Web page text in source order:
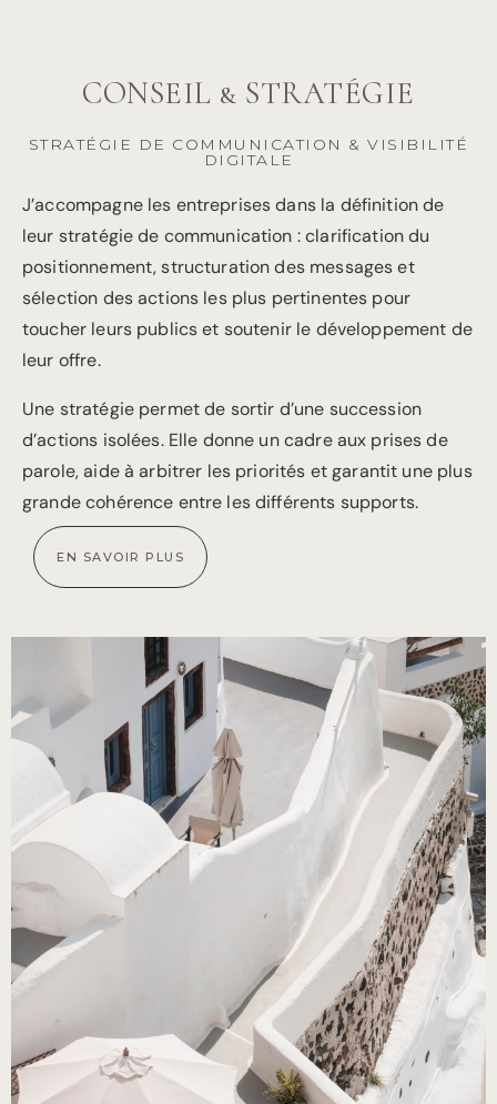
CONSEIL & STRATÉGIE
STRATÉGIE DE COMMUNICATION & VISIBILITÉ
DIGITALE
J’accompagne les entreprises dans la définition de
leur stratégie de communication : clarification du
positionnement, structuration des messages et
sélection des actions les plus pertinentes pour
toucher leurs publics et soutenir le développement de
leur offre.
Une stratégie permet de sortir d’une succession
d’actions isolées. Elle donne un cadre aux prises de
parole, aide à arbitrer les priorités et garantit une plus
grande cohérence entre les différents supports.
EN SAVOIR PLUS